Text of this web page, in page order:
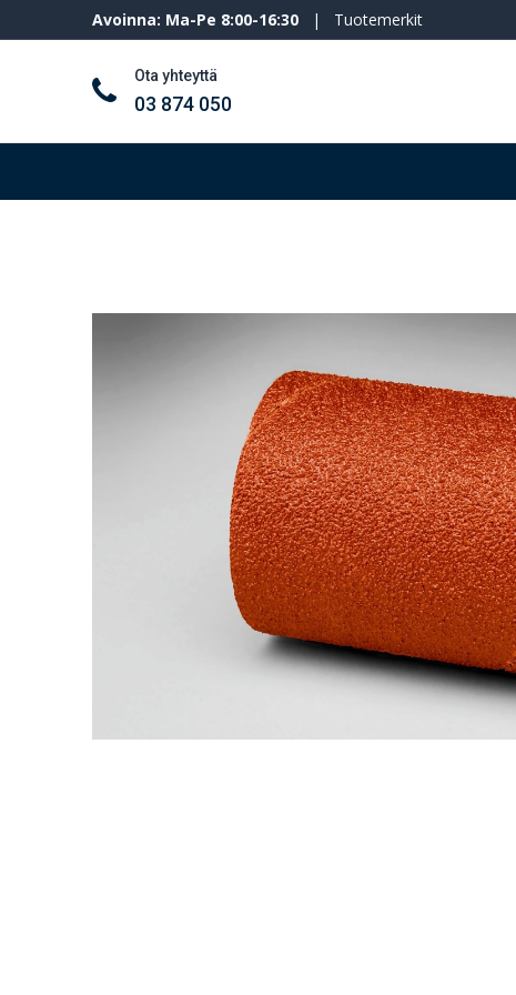
Avoinna: Ma-Pe 8:00-16:30 | Tuotemerkit
Ota yhteyttä
03 874 050